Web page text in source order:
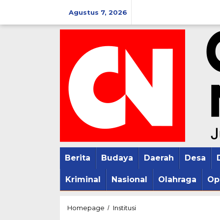
konten
Agustus 7, 2026
Berita Budaya Daerah Desa
Kriminal Nasional Olahraga
Homepage / InstitusiPolresta